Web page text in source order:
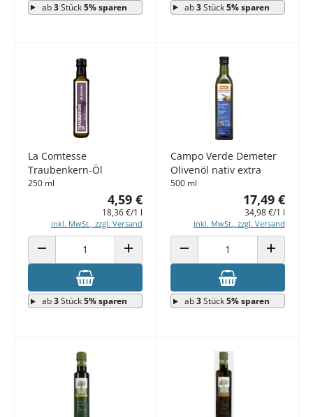
ab3Stück5% sparen ab3Stück5% sparen
La Comtesse
Traubenkern-Öl
250 ml
4,59 €
18,36 €/1 l
inkl. MwSt., zzgl. Versand
ANZAHL VERRINGERN ANZAHL ERHÖHEN
ab3Stück5% sparen
Campo Verde Demeter
Olivenöl nativ extra
500 ml
17,49 €
34,98 €/1 l
inkl. MwSt., zzgl. Versand
ANZAHL VERRINGERN ANZAHL
ab3Stück5% sparen